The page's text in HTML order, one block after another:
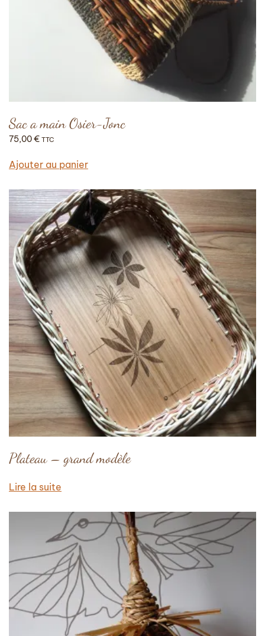
Sac a main Osier-Jonc
75,00€ TTC
Ajouter au panier
Plateau – grand modèle
Lire la suite